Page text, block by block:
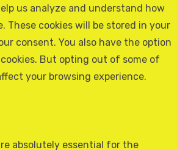
us analyze and understand how
These cookies will be stored in your
consent. You also have the option
But opting out of some of
your browsing experience.
absolutely essential for the